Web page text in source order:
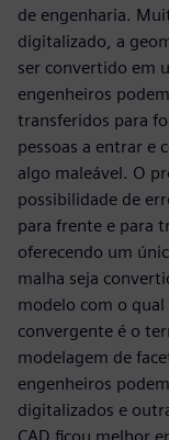
de engenharia.
digitalizado, a
ser convertido em
engenheiros
transferidos para
pessoas a entrar e
algo maleável. O
possibilidade de
para frente e para
oferecendo um
malha seja
modelo com o
convergente é o
modelagem de
engenheiros
digitalizados e